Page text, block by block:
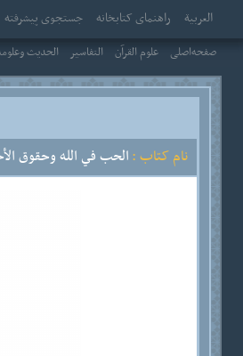
العربیة راهنمای کتابخانه
جستجوی پیشرفته
صفحه‌اصلی علوم القرآن التفاسير الحديث
نام کتاب :الحب في الله وحقوق